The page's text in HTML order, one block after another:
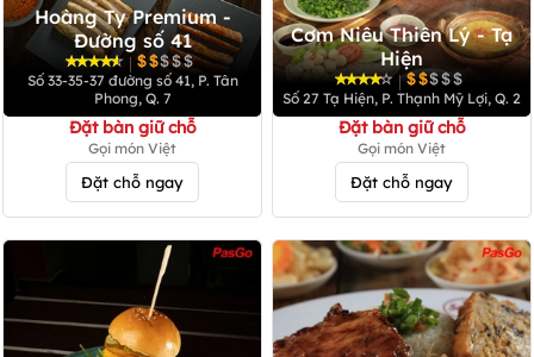
Hoàng Ty Premium -
Đường số 41
|
Số 33-35-37 đường số 41, P. Tân
Phong, Q. 7
Đặt bàn giữ chỗ
Gọi món Việt
Đặt chỗ ngay
Cơm Niêu Thiên Lý - Tạ
Hiện
|
Số 27 Tạ Hiện, P. Thạnh Mỹ Lợi, Q. 2
Đặt bàn giữ chỗ
Gọi món Việt
Đặt chỗ ngay